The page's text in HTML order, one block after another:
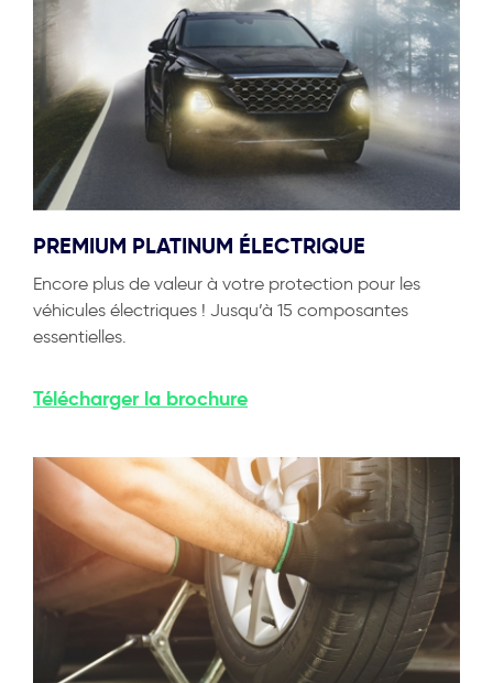
PREMIUM PLATINUM ÉLECTRIQUE
Encore plus de valeur à votre protection pour les
véhicules électriques ! Jusqu’à 15 composantes
essentielles.
Télécharger la brochure